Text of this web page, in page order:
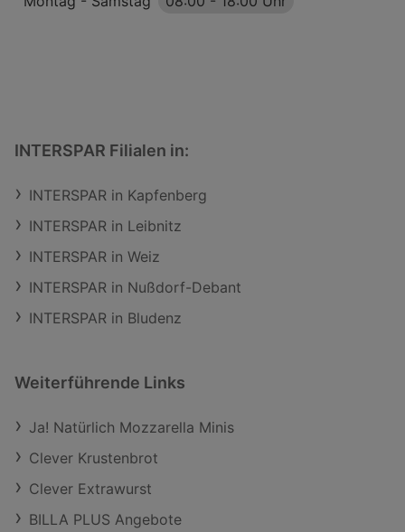
INTERSPAR Filialen in:
INTERSPAR in Kapfenberg
INTERSPAR in Leibnitz
INTERSPAR in Weiz
INTERSPAR in Nußdorf-Debant
INTERSPAR in Bludenz
Weiterführende Links
Ja! Natürlich Mozzarella Minis
Clever Krustenbrot
Clever Extrawurst
BILLA PLUS Angebote